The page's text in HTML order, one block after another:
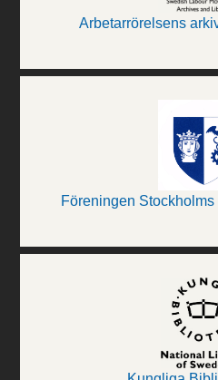
Arbetarrörelsens
Föreningen